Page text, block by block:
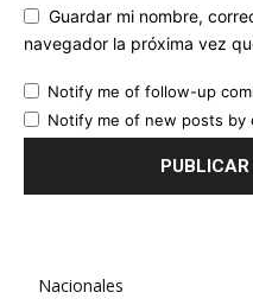
Guardar mi nombre,
navegador la próxima vez
Notify me of follow-up
Notify me of new posts by
Nacionales